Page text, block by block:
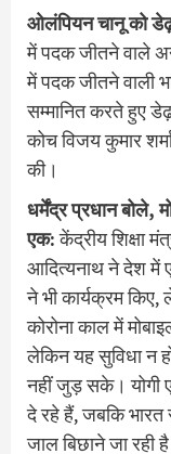
ओलंपियन चानू को डेढ़
में पदक जीतने वाले
में पदक जीतने वाली
सम्मानित करते हुए
कोच विजय कुमार
की।
धर्मेंद्र प्रधान बोले,
एक:केंद्रीय शिक्षा
आदित्यनाथ ने देश में
ने भी कार्यक्रम किए,
कोरोना काल में
लेकिन यह सुविधा न
नहीं जुड़ सके। योगी
दे रहे हैं, जबकि भारत
जाल बिछाने जा रही